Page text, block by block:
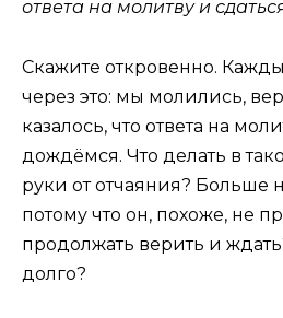
ответа на молитву и
Скажите откровенно.
через это: мы молились,
казалось, что ответа на
дождёмся. Что делать в
руки от отчаяния? Больше
потому что он, похоже, не
продолжать верить и
долго?